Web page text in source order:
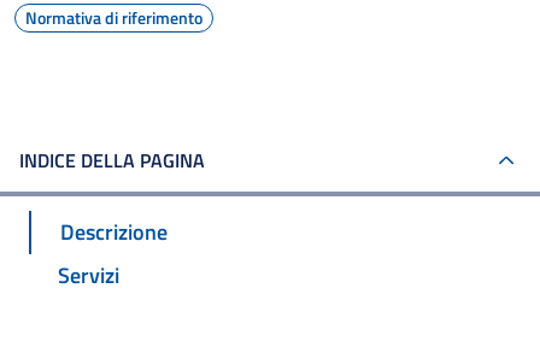
Normativa di riferimento
INDICE DELLA PAGINA
Descrizione
Servizi